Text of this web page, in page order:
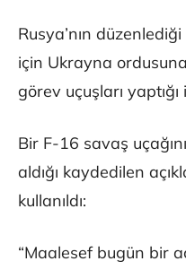
Rusya’nın düzenlediği
için Ukrayna
görev uçuşları
Bir F-16 savaş
aldığı kaydedilen
kullanıldı:
“Maalesef bugün bir